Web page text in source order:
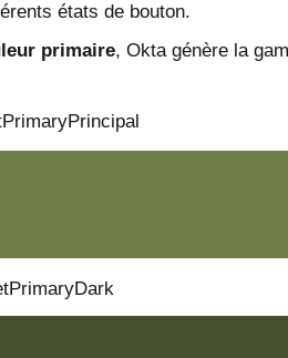
états de bouton.
primaire, Okta génère la